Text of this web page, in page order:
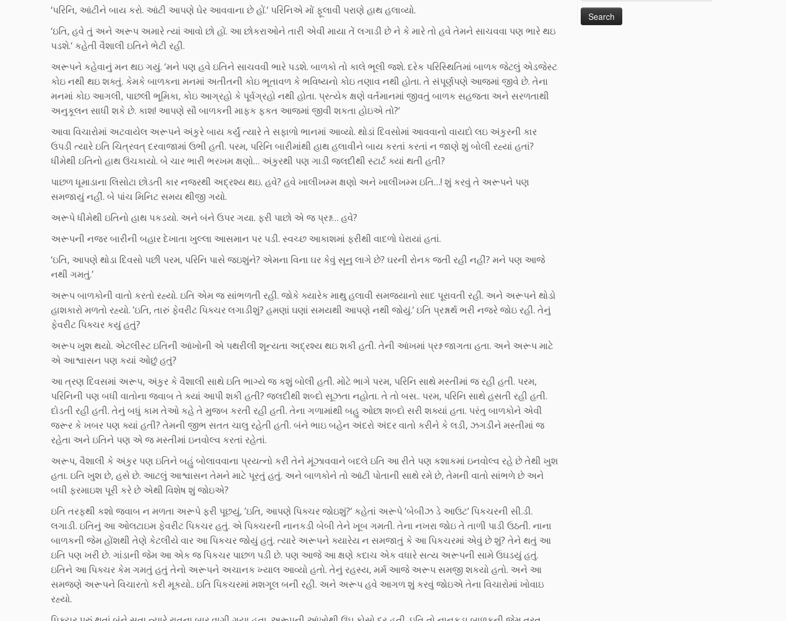
‘પરિનિ, આંટીને બાય કરો. આંટી આપણે ઘેર આવવાના છે હોં.‘ પરિનિએ મોં ફૂલાવી પરાણે હાથ હલાવ્યો.
‘ઇતિ, હવે તું અને અરૂપ અમારે ત્યાં આવો છો હોં. આ છોકરાઓને તારી એવી માયા તેં લગાડી છે ને કે મારે તો હવે તેમને સાચવવા પણ ભારે થઇ
પડશે.‘ કહેતી વૈશાલી ઇતિને ભેટી રહી.
અરૂપને કહેવાનું મન થઇ ગયું. ‘મને પણ હવે ઇતિને સાચવવી ભારે પડશે. બાળકો તો કાલે ભૂલી જશે. દરેક પરિસ્થિતિમાં બાળક જેટલું એડજેસ્ટ
કોઇ નથી થઇ શક્તું. કેમકે બાળકના મનમાં અતીતની કોઇ ભૂતાવળ કે ભવિષ્યનો કોઇ તણાવ નથી હોતા. તે સંપૂર્ણપણે આજમાં જીવે છે. તેના
મનમાં કોઇ આગલી, પાછલી ભૂમિકા, કોઇ આગ્રહો કે પૂર્વગ્રહો નથી હોતા. પ્રત્યેક ક્ષણે વર્તમાનમાં જીવતું બાળક સહજતા અને સરળતાથી
અનુકૂલન સાધી શકે છે. કાશ! આપણે સૌ બાળકની માફક ફકત આજમાં જીવી શકતા હોઇએ તો?‘
આવા વિચારોમાં અટવાયેલ અરૂપને અંકુરે બાય કર્યું ત્યારે તે સફાળો ભાનમાં આવ્યો. થોડાં દિવસોમાં આવવાનો વાયદો લઇ અંકુરની કાર
ઉપડી ત્યારે ઇતિ ચિત્રવત્ દરવાજામાં ઉભી હતી. પરમ, પરિનિ બારીમાંથી હાથ હલાવીને બાય કરતાં કરતાં ન જાણે શું બોલી રહ્યાં હતાં?
ધીમેથી ઇતિનો હાથ ઉંચકાયો. બે ચાર ભારી ભરખમ ક્ષણો… અંકુરથી પણ ગાડી જલદીથી સ્ટાર્ટ ક્યાં થતી હતી?
પાછળ ધૂમાડાના લિસોટા છોડતી કાર નજરથી અદ્રશ્ય થઇ. હવે? હવે ખાલીખમ્મ ક્ષણો અને ખાલીખમ્મ ઇતિ…! શું કરવું તે અરૂપને પણ
સમજાયું નહીં. બે પાંચ મિનિટ સમય થીજી ગયો.
અરૂપે ધીમેથી ઇતિનો હાથ પકડયો. અને બંને ઉપર ગયા. ફરી પાછો એ જ પ્રશ્ન… હવે?
અરૂપની નજર બારીની બહાર દેખાતા ખુલ્લા આસમાન પર પડી. સ્વચ્છ આકાશમાં ફરીથી વાદળો ઘેરાયાં હતાં.
‘ઇતિ, આપણે થોડા દિવસો પછી પરમ, પરિનિ પાસે જઇશુંને? એમના વિના ઘર કેવું સૂનુ લાગે છે? ઘરની રોનક જતી રહી નહીં? મને પણ આજે
નથી ગમતું.’
અરૂપ બાળકોની વાતો કરતો રહ્યો. ઇતિ એમ જ સાંભળતી રહી. જોકે ક્યારેક માથુ હલાવી સમજ્યાનો સાદ પૂરાવતી રહી. અને અરૂપને થોડો
હાશકારો મળતો રહ્યો. ’ઇતિ, તારું ફેવરીટ પિક્ચર લગાડીશું? હમણાં ઘણાં સમયથી આપણે નથી જોયું.‘ ઇતિ પ્રશ્નાર્થ ભરી નજરે જોઇ રહી. તેનું
ફેવરીટ પિક્ચર કયું હતું?
અરૂપ ખુશ થયો. એટલીસ્ટ ઇતિની આંખોની એ પથરીલી શૂન્યતા અદ્રશ્ય થઇ શકી હતી. તેની આંખમાં પ્રશ્ન જાગતા હતા. અને અરૂપ માટે
એ આશ્વાસન પણ કયાં ઓછું હતું?
આ ત્રણ દિવસમાં અરૂપ, અંકુર કે વૈશાલી સાથે ઇતિ ભાગ્યે જ કશું બોલી હતી. મોટે ભાગે પરમ, પરિનિ સાથે મસ્તીમાં જ રહી હતી. પરમ,
પરિનિની પણ બધી વાતોના જવાબ તે ક્યાં આપી શકી હતી? જલદીથી શબ્દો સૂઝતા નહોતા. તે તો બસ.. પરમ, પરિનિ સાથે હસતી રહી હતી.
દોડતી રહી હતી. તેનું બધું કામ તેઓ કહે તે મુજબ કરતી રહી હતી. તેના ગળામાંથી બહુ ઓછા શબ્દો સરી શક્યાં હતા. પરંતુ બાળકોને એવી
જરૂર કે ખબર પણ ક્યાં હતી? તેમની જીભ સતત ચાલુ રહેતી હતી. બંને ભાઇ બહેન અંદરો અંદર વાતો કરીને કે લડી, ઝગડીને મસ્તીમાં જ
રહેતા અને ઇતિને પણ એ જ મસ્તીમાં ઇનવોલ્વ કરતાં રહેતાં.
અરૂપ, વૈશાલી કે અંકુર પણ ઇતિને બહું બોલાવવાના પ્રયત્નો કરી તેને મૂંઝાવવાને બદલે ઇતિ આ રીતે પણ કશાકમાં ઇનવોલ્વ રહે છે તેથી ખુશ
હતા. ઇતિ ખુશ છે, હસે છે. આટલું આશ્વાસન તેમને માટે પૂરતું હતું. અને બાળકોને તો આંટી પોતાની સાથે રમે છે, તેમની વાતો સાંભળે છે અને
બધી ફરમાઇશ પૂરી કરે છે એથી વિશેષ શું જોઇએ?
ઇતિ તરફથી કશો જવાબ ન મળતા અરૂપે ફરી પૂછયું, ’ઇતિ, આપણે પિક્ચર જોઇશું?‘ કહેતાં અરૂપે ‘બેબીઝ ડે આઉટ‘ પિકચરની સી.ડી.
લગાડી. ઇતિનું આ ઓલટાઇમ ફેવરીટ પિકચર હતું. એ પિક્ચરની નાનકડી બેબી તેને ખૂબ ગમતી. તેના નખરા જોઇ તે તાળી પાડી ઉઠતી. નાના
બાળકની જેમ હોંશથી તેણે કેટલીયે વાર આ પિકચર જોયું હતું. ત્યારે અરૂપને ક્યારેય ન સમજાતું કે આ પિકચરમાં એવું છે શું? તેને થતું આ
ઇતિ પણ ખરી છે. ગાંડાની જેમ આ એક જ પિકચર પાછળ પડી છે. પણ આજે આ ક્ષણે કદાચ એક વધારે સત્ય અરૂપની સામે ઉઘડયું હતું.
ઇતિને આ પિક્ચર કેમ ગમતું હતું તેનો અરૂપને અચાનક ખ્યાલ આવ્યો હતો. તેનું રહસ્ય, મર્મ આજે અરૂપ સમજી શકયો હતો. અને આ
સમજણે અરૂપને વિચારતો કરી મૂકયો.. ઇતિ પિકચરમાં મશગૂલ બની રહી. અને અરૂપ હવે આગળ શું કરવું જોઇએ તેના વિચારોમાં ખોવાઇ
રહ્યો.